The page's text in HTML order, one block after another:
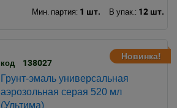
Мин. партия: 1 шт. В упак.: 12 шт.
Новинка!
код 138027
Грунт-эмаль универсальная
аэрозольная серая 520 мл
(Ультима)